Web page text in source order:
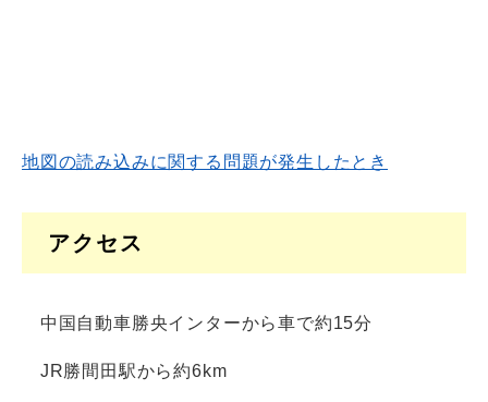
地図の読み込みに関する問題が発生したとき
アクセス
中国自動車勝央インターから車で約15分
JR勝間田駅から約6km